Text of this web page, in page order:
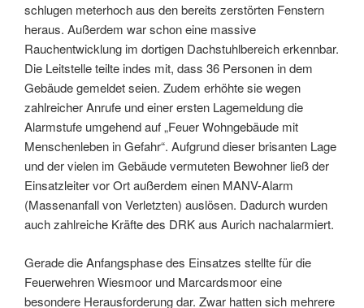
schlugen meterhoch aus den bereits zerstörten Fenstern
heraus. Außerdem war schon eine massive
Rauchentwicklung im dortigen Dachstuhlbereich erkennbar.
Die Leitstelle teilte indes mit, dass 36 Personen in dem
Gebäude gemeldet seien. Zudem erhöhte sie wegen
zahlreicher Anrufe und einer ersten Lagemeldung die
Alarmstufe umgehend auf „Feuer Wohngebäude mit
Menschenleben in Gefahr“. Aufgrund dieser brisanten Lage
und der vielen im Gebäude vermuteten Bewohner ließ der
Einsatzleiter vor Ort außerdem einen MANV-Alarm
(Massenanfall von Verletzten) auslösen. Dadurch wurden
auch zahlreiche Kräfte des DRK aus Aurich nachalarmiert.
Gerade die Anfangsphase des Einsatzes stellte für die
Feuerwehren Wiesmoor und Marcardsmoor eine
besondere Herausforderung dar. Zwar hatten sich mehrere